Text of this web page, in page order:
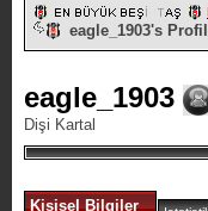
eagle_1903's
eagle_1903
Dişi Kartal
Kişisel Bilgiler